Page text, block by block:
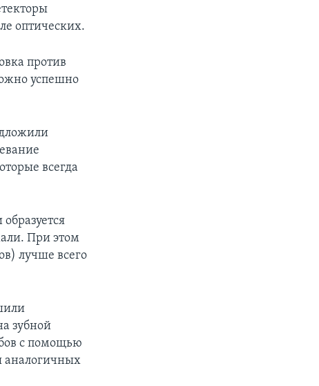
оптических.
против
успешно
всегда
При этом
лучше всего
зубной
с помощью
аналогичных